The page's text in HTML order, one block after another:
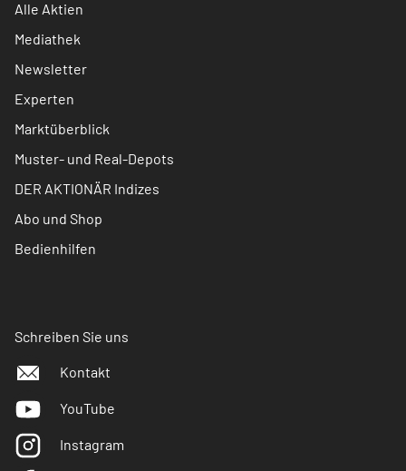
Alle Aktien
Mediathek
Newsletter
Experten
Marktüberblick
Muster- und Real-Depots
DER AKTIONÄR Indizes
Abo und Shop
Bedienhilfen
Schreiben Sie uns
Kontakt
YouTube
Instagram